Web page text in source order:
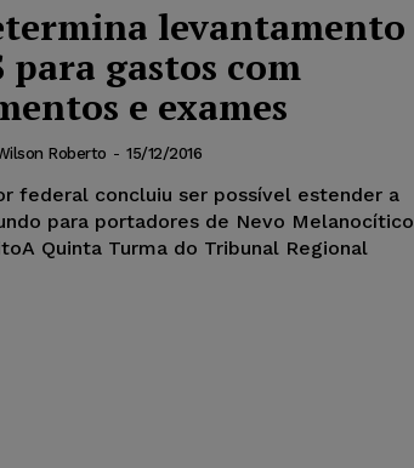
levantamento
para gastos com
e exames
Roberto - 15/12/2016
federal concluiu ser possível estender a
para portadores de Nevo Melanocítico
Quinta Turma do Tribunal Regional